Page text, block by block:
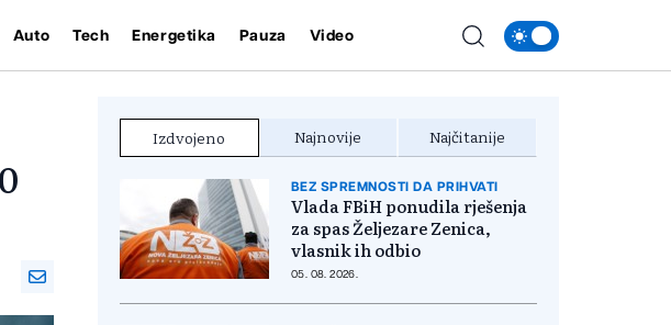
Auto Tech Energetika Pauza Video
Izdvojeno Najnovije Najčitanije
BEZ SPREMNOSTI DA PRIHVATI
Vlada FBiH ponudila rješenja
za spas Željezare Zenica,
vlasnik ih odbio
05. 08. 2026.